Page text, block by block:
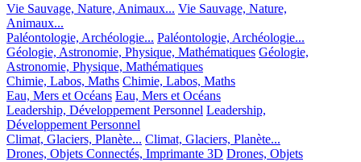
Vie Sauvage, Nature, Animaux... Vie Sauvage, Nature,
Animaux...
Paléontologie, Archéologie... Paléontologie, Archéologie...
Géologie, Astronomie, Physique, Mathématiques Géologie,
Astronomie, Physique, Mathématiques
Chimie, Labos, Maths Chimie, Labos, Maths
Eau, Mers et Océans Eau, Mers et Océans
Leadership, Développement Personnel Leadership,
Développement Personnel
Climat, Glaciers, Planète... Climat, Glaciers, Planète...
Drones, Objets Connectés, Imprimante 3D Drones, Objets